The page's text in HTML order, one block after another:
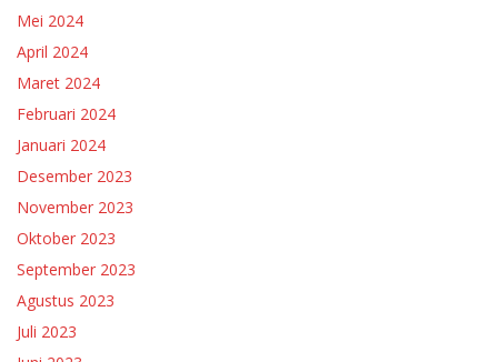
Mei 2024
April 2024
Maret 2024
Februari 2024
Januari 2024
Desember 2023
November 2023
Oktober 2023
September 2023
Agustus 2023
Juli 2023